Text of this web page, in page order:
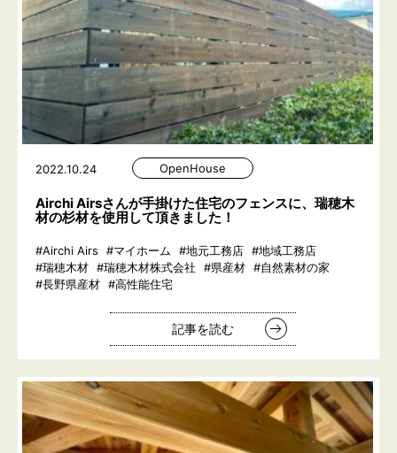
2022.10.24 OpenHouse
Airchi Airsさんが手掛けた住宅のフェンスに、瑞穂木
材の杉材を使用して頂きました！
#Airchi Airs #マイホーム #地元工務店 #地域工務店
#瑞穂木材 #瑞穂木材株式会社 #県産材 #自然素材の家
#長野県産材 #高性能住宅
記事を読む